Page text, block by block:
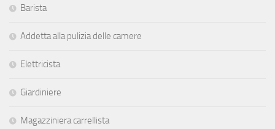
Barista
Addetta alla pulizia delle camere
Elettricista
Giardiniere
Magazziniera carrellista